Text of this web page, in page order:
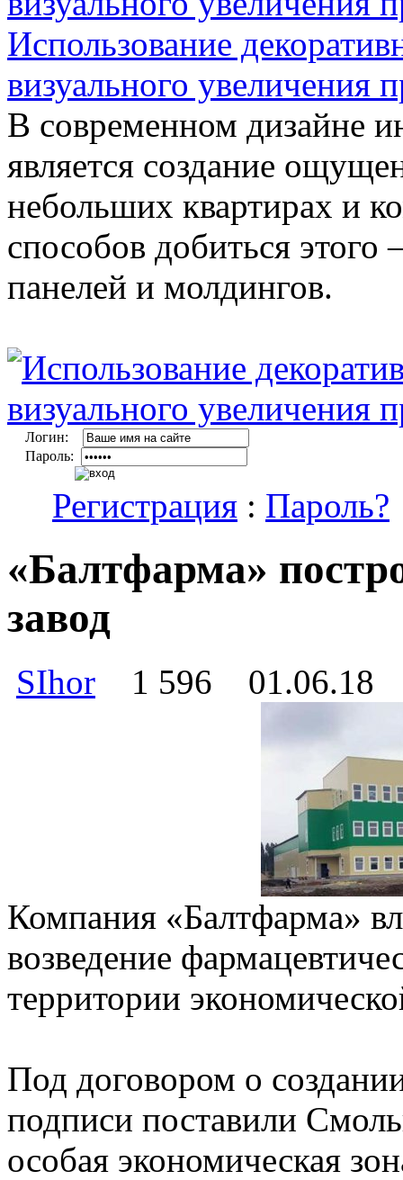
Использование
визуального увеличения
В современном дизайне
является создание
небольших квартирах и
способов добиться
панелей и молдингов.
Логин:
Пароль:
Регистрация : Пароль?
«Балтфарма»
завод
SIhor 1 596 01.06.18
Компания «Балтфарма»
возведение
территории
Под договором о
подписи поставили
особая экономическая